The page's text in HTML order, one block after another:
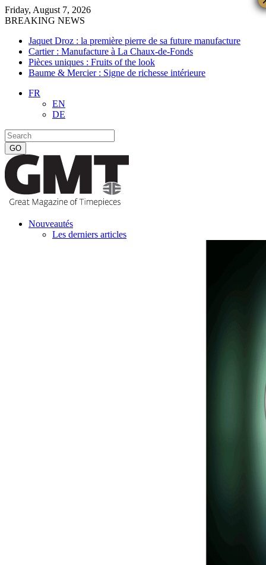
Friday, August 7, 2026
BREAKING NEWS
Jaquet Droz : la première pierre de sa future manufacture
Cartier : Manufacture à La Chaux-de-Fonds
Pièces uniques : Fruits of the look
Baume & Mercier : Signe de richesse intérieure
FR
EN
DE
Nouveautés
Les derniers articles